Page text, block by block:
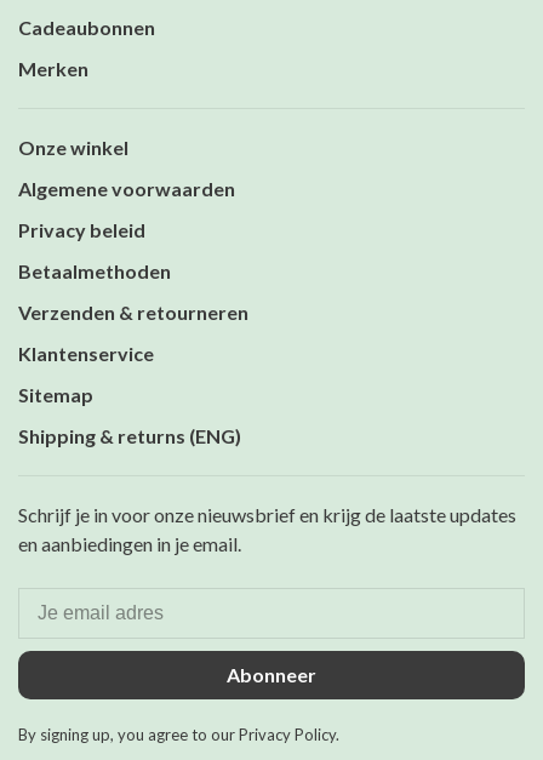
Cadeaubonnen
Merken
Onze winkel
Algemene voorwaarden
Privacy beleid
Betaalmethoden
Verzenden & retourneren
Klantenservice
Sitemap
Shipping & returns (ENG)
Schrijf je in voor onze nieuwsbrief en krijg de laatste updates
en aanbiedingen in je email.
Abonneer
By signing up, you agree to our Privacy Policy.